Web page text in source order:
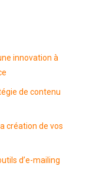
innovation à
de contenu
création de vos
d’e-mailing